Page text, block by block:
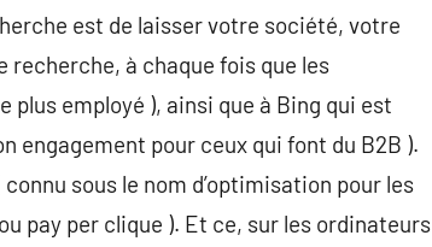
est de laisser votre société, votre
à chaque fois que les
plus employé ), ainsi que à Bing qui est
engagement pour ceux qui font du B2B ).
sous le nom d’optimisation pour les
pay per clique ). Et ce, sur les ordinateurs